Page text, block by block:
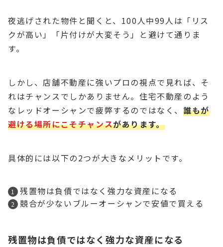
夜逃げされた物件と聞くと、100人中99人は「リス
クが高い」「片付けが大変そう」と避けて通りま
す。
しかし、店舗不動産に強いプロの視点で見れば、そ
れはチャンスでしかありません。住宅不動産のよう
なレッドオーシャンで疲弊するのではなく、誰もが
避ける場所にこそチャンスがあります。
具体的には以下の2つが大きなメリットです。
残置物は負債ではなく強力な資産になる
競合が少ないブルーオーシャンで安値で買える
残置物は負債ではなく強力な資産になる